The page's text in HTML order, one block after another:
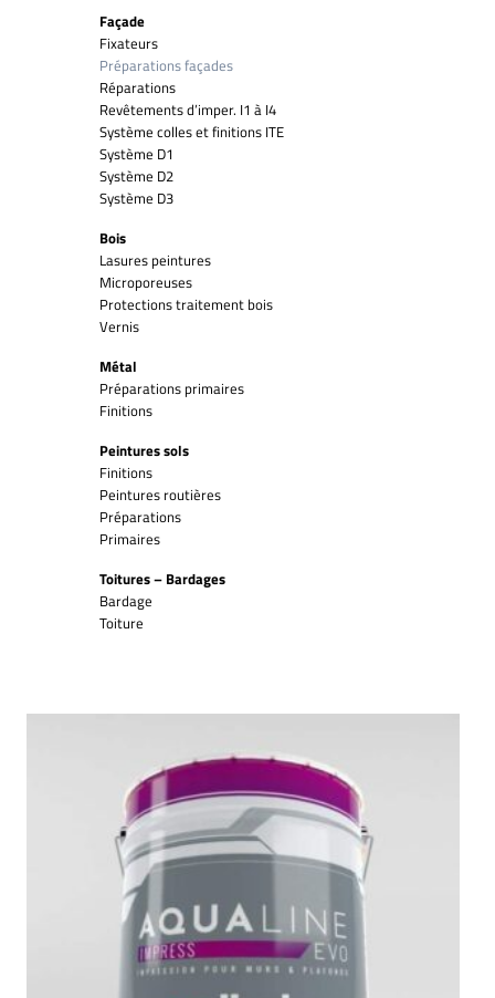
Façade
Fixateurs
Préparations façades
Réparations
Revêtements d’imper. I1 à I4
Système colles et finitions ITE
Système D1
Système D2
Système D3
Bois
Lasures peintures
Microporeuses
Protections traitement bois
Vernis
Métal
Préparations primaires
Finitions
Peintures sols
Finitions
Peintures routières
Préparations
Primaires
Toitures – Bardages
Bardage
Toiture